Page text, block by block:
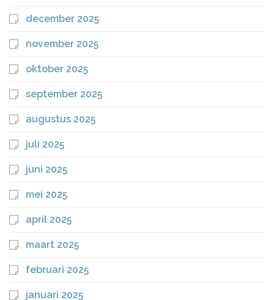
december 2025
november 2025
oktober 2025
september 2025
augustus 2025
juli 2025
juni 2025
mei 2025
april 2025
maart 2025
februari 2025
januari 2025